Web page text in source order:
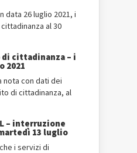
data 26 luglio 2021, i
al 30
di cittadinanza – i
2021
nota con dati dei
di cittadinanza, al
– interruzione
13 luglio
che i servizi di